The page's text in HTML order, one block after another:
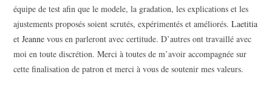
équipe de test afin que le modele, la gradation, les explications et les
ajustements proposés soient scrutés, expérimentés et améliorés.Laetitia
etJeanne vous en parleront avec certitude. D’autres ont travaillé avec
moi en toute discrétion. Merci à toutes de m’avoir accompagnée sur
cette finalisation de patron et merci à vous de soutenir mes valeurs.